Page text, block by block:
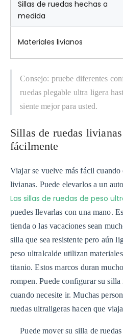
Sillas de ruedas hechas a
medida
Materiales livianos
Consejo: pruebe diferentes
ruedas plegable ultra ligera
siente mejor para usted.
Sillas de ruedas
fácilmente
Viajar se vuelve más fácil cuando
livianas. Puede elevarlos a un
Las sillas de ruedas de peso
puedes llevarlas con una mano.
tienda o las vacaciones sean
silla que sea resistente pero aún
peso ultralcalde utilizan
titanio. Estos marcos duran
rompen. Puede configurar su
cuando necesite ir. Muchas
ruedas ultraligeras hacen que
Puede mover su silla de